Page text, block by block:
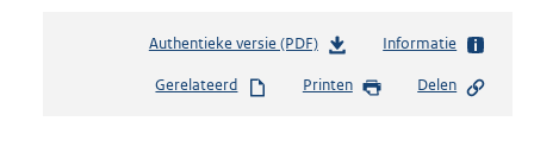
Authentieke versie (PDF)b
s
Informatie
Gerelateerd Printen Delen